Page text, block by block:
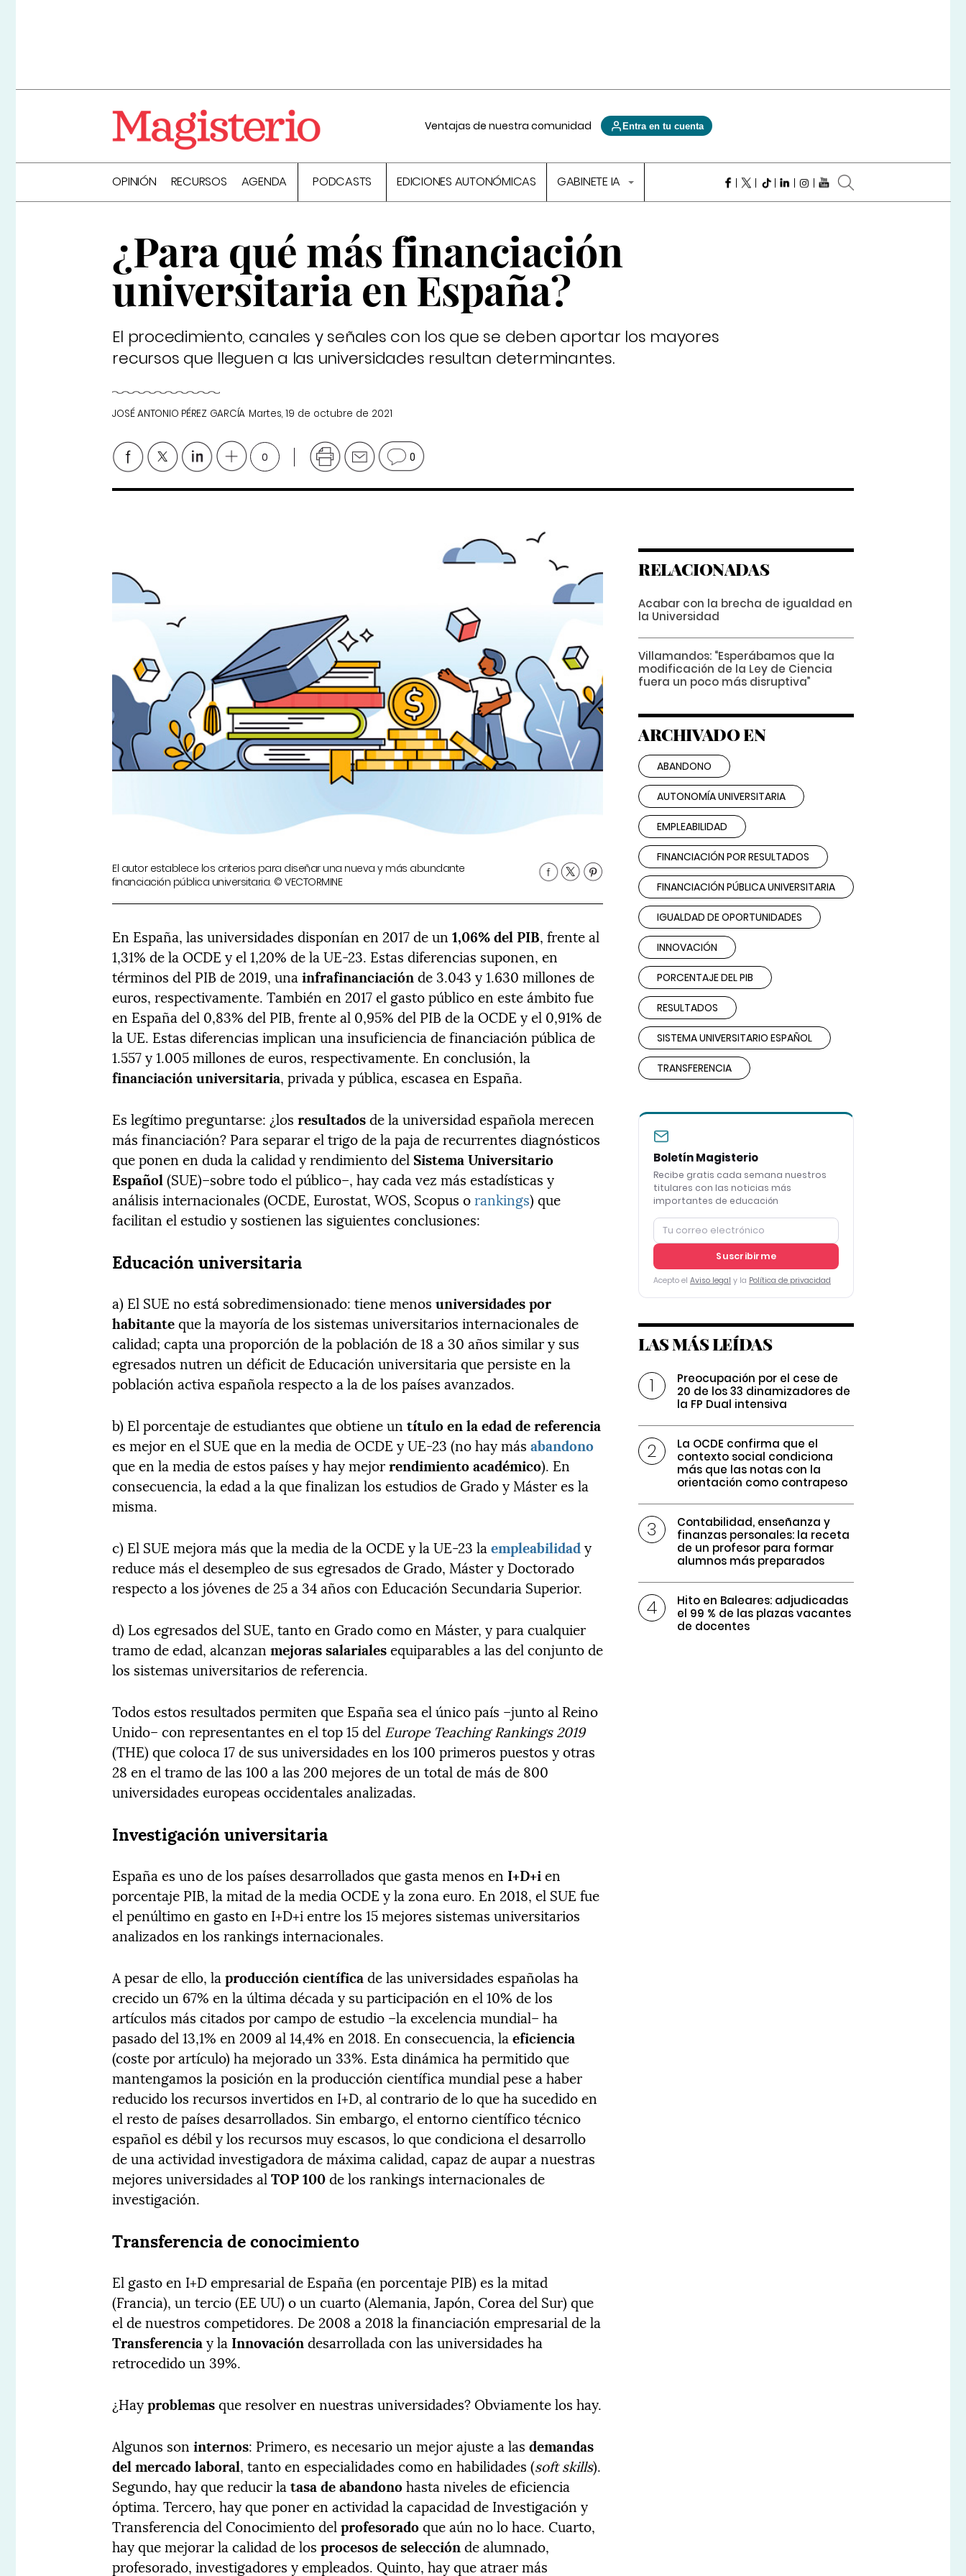
Ventajas de nuestra comunidad Entra en tu cuenta
OPINIÓN RECURSOS AGENDA PODCASTS EDICIONES AUTONÓMICAS GABINETE IA
¿Para qué más financiación
universitaria en España?
El procedimiento, canales y señales con los que se deben aportar los mayores
recursos que lleguen a las universidades resultan determinantes.
JOSÉ ANTONIO PÉREZ GARCÍA Martes, 19 de octubre de 2021
0 0
El autor establece los criterios para diseñar una nueva y más abundante
financiación pública universitaria. © VECTORMINE
En España, las universidades disponían en 2017 de un1,06% del PIB, frente al
1,31% de la OCDE y el 1,20% de la UE-23. Estas diferencias suponen, en
términos del PIB de 2019, unainfrafinanciaciónde 3.043 y 1.630 millones de
euros, respectivamente. También en 2017 el gasto público en este ámbito fue
en España del 0,83% del PIB, frente al 0,95% del PIB de la OCDE y el 0,91% de
la UE. Estas diferencias implican una insuficiencia de financiación pública de
1.557 y 1.005 millones de euros, respectivamente. En conclusión, la
financiación universitaria, privada y pública, escasea en España.
Es legítimo preguntarse: ¿losresultadosde la universidad española merecen
más financiación? Para separar el trigo de la paja de recurrentes diagnósticos
que ponen en duda la calidad y rendimiento delSistema Universitario
Español(SUE)–sobre todo el público–, hay cada vez más estadísticas y
análisis internacionales (OCDE, Eurostat, WOS, Scopus orankings) que
facilitan el estudio y sostienen las siguientes conclusiones:
Educación universitaria
a) El SUE no está sobredimensionado: tiene menosuniversidades por
habitanteque la mayoría de los sistemas universitarios internacionales de
calidad; capta una proporción de la población de 18 a 30 años similar y sus
egresados nutren un déficit de Educación universitaria que persiste en la
población activa española respecto a la de los países avanzados.
b) El porcentaje de estudiantes que obtiene untítulo en la edad de referencia
es mejor en el SUE que en la media de OCDE y UE-23 (no hay másabandono
que en la media de estos países y hay mejorrendimiento académico). En
consecuencia, la edad a la que finalizan los estudios de Grado y Máster es la
misma.
c) El SUE mejora más que la media de la OCDE y la UE-23 laempleabilidady
reduce más el desempleo de sus egresados de Grado, Máster y Doctorado
respecto a los jóvenes de 25 a 34 años con Educación Secundaria Superior.
d) Los egresados del SUE, tanto en Grado como en Máster, y para cualquier
tramo de edad, alcanzanmejoras salarialesequiparables a las del conjunto de
los sistemas universitarios de referencia.
Todos estos resultados permiten que España sea el único país –junto al Reino
Unido– con representantes en el top 15 del Europe Teaching Rankings 2019
(THE) que coloca 17 de sus universidades en los 100 primeros puestos y otras
28 en el tramo de las 100 a las 200 mejores de un total de más de 800
universidades europeas occidentales analizadas.
Investigación universitaria
España es uno de los países desarrollados que gasta menos en I+D+ien
porcentaje PIB, la mitad de la media OCDE y la zona euro. En 2018, el SUE fue
el penúltimo en gasto en I+D+i entre los 15 mejores sistemas universitarios
analizados en los rankings internacionales.
A pesar de ello, laproducción científicade las universidades españolas ha
crecido un 67% en la última década y su participación en el 10% de los
artículos más citados por campo de estudio –la excelencia mundial– ha
pasado del 13,1% en 2009 al 14,4% en 2018. En consecuencia, laeficiencia
(coste por artículo) ha mejorado un 33%. Esta dinámica ha permitido que
mantengamos la posición en la producción científica mundial pese a haber
reducido los recursos invertidos en I+D, al contrario de lo que ha sucedido en
el resto de países desarrollados. Sin embargo, el entorno científico técnico
español es débil y los recursos muy escasos, lo que condiciona el desarrollo
de una actividad investigadora de máxima calidad, capaz de aupar a nuestras
mejores universidades alTOP 100de los rankings internacionales de
investigación.
Transferencia de conocimiento
El gasto en I+D empresarial de España (en porcentaje PIB) es la mitad
(Francia), un tercio (EE UU) o un cuarto (Alemania, Japón, Corea del Sur) que
el de nuestros competidores. De 2008 a 2018 la financiación empresarial de la
Transferenciay la Innovacióndesarrollada con las universidades ha
retrocedido un 39%.
¿Hayproblemasque resolver en nuestras universidades? Obviamente los hay.
Algunos soninternos: Primero, es necesario un mejor ajuste a lasdemandas
del mercado laboral, tanto en especialidades como en habilidades (soft skills).
Segundo, hay que reducir latasa de abandonohasta niveles de eficiencia
óptima. Tercero, hay que poner en actividad la capacidad de Investigación y
Transferencia del Conocimiento delprofesoradoque aún no lo hace. Cuarto,
hay que mejorar la calidad de losprocesos de selecciónde alumnado,
profesorado, investigadores y empleados. Quinto, hay que atraer más
RELACIONADAS
Acabar con la brecha de igualdad en
la Universidad
Villamandos: “Esperábamos que la
modificación de la Ley de Ciencia
fuera un poco más disruptiva”
ARCHIVADO EN
ABANDONO
AUTONOMÍA UNIVERSITARIA
EMPLEABILIDAD
FINANCIACIÓN POR RESULTADOS
FINANCIACIÓN PÚBLICA UNIVERSITARIA
IGUALDAD DE OPORTUNIDADES
INNOVACIÓN
PORCENTAJE DEL PIB
RESULTADOS
SISTEMA UNIVERSITARIO ESPAÑOL
TRANSFERENCIA
Boletín Magisterio
Recibe gratis cada semana nuestros
titulares con las noticias más
importantes de educación
Suscribirme
Acepto el Aviso legal y la Política de privacidad
LAS MÁS LEÍDAS
Preocupación por el cese de
20 de los 33 dinamizadores de
la FP Dual intensiva
La OCDE confirma que el
contexto social condiciona
más que las notas con la
orientación como contrapeso
Contabilidad, enseñanza y
finanzas personales: la receta
de un profesor para formar
alumnos más preparados
Hito en Baleares: adjudicadas
el 99 % de las plazas vacantes
de docentes